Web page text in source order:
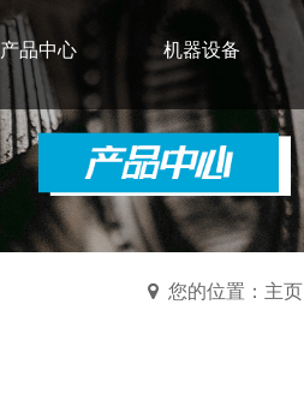
产品中心 机器设备
您的位置：主页